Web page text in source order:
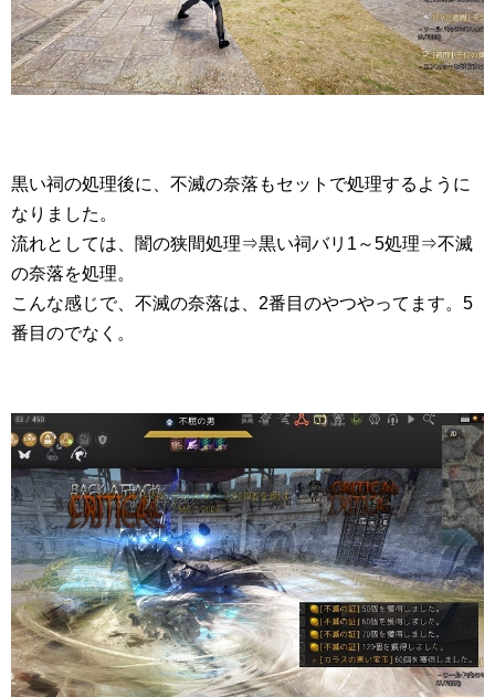
黒い祠の処理後に、不滅の奈落もセットで処理するように
なりました。
流れとしては、闇の狭間処理⇒黒い祠バリ1～5処理⇒不滅
の奈落を処理。
こんな感じで、不滅の奈落は、2番目のやつやってます。5
番目のでなく。